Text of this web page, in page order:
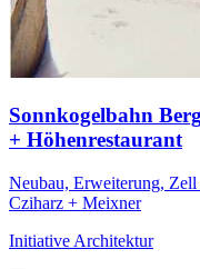
Sonnkogelbahn
+ Höhenrestaurant
Neubau, Erweiterung,
Cziharz + Meixner
Initiative Architektur